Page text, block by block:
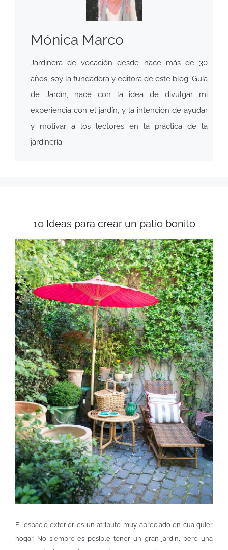
Mónica Marco
Jardinera de vocación desde hace más de 30
años, soy la fundadora y editora de este blog. Guía
de Jardín, nace con la idea de divulgar mi
experiencia con el jardín, y la intención de ayudar
y motivar a los lectores en la práctica de la
jardinería.
10 Ideas para crear un patio bonito
El espacio exterior es un atributo muy apreciado en cualquier
hogar. No siempre es posible tener un gran jardín, pero una